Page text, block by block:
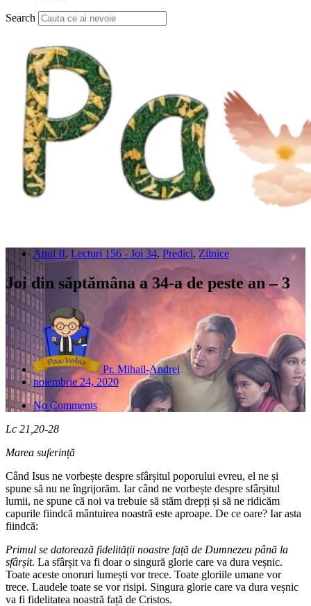
Search
Anul II, Lecturi 156 - Joi 34, Predici, Zilnice
Joi din săptămâna a 34-a de peste an – 3
Pr. Mihail-Andrei
noiembrie 24, 2020
No Comments
Lc 21,20-28
Marea suferință
Când Isus ne vorbește despre sfârșitul poporului evreu, el ne și
spune să nu ne îngrijorăm. Iar când ne vorbește despre sfârșitul
lumii, ne spune că noi va trebuie să stăm drepți și să ne ridicăm
capurile fiindcă mântuirea noastră este aproape. De ce oare? Iar asta
fiindcă:
Primul se datorează fidelității noastre față de Dumnezeu până la
sfârșit. La sfârșit va fi doar o singură glorie care va dura veșnic.
Toate aceste onoruri lumești vor trece. Toate gloriile umane vor
trece. Laudele toate se vor risipi. Singura glorie care va dura veșnic
va fi fidelitatea noastră față de Cristos.